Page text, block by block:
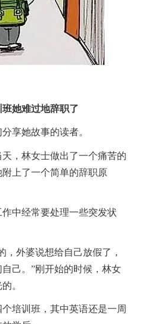
她难过地辞职了
她故事的读者。
，林女士做出了一个痛苦的
上了一个简单的辞职原
中经常要处理一些突发状
外婆说想给自己放假了，
己。”刚开始的时候，林女
。
训班，其中英语还是一周